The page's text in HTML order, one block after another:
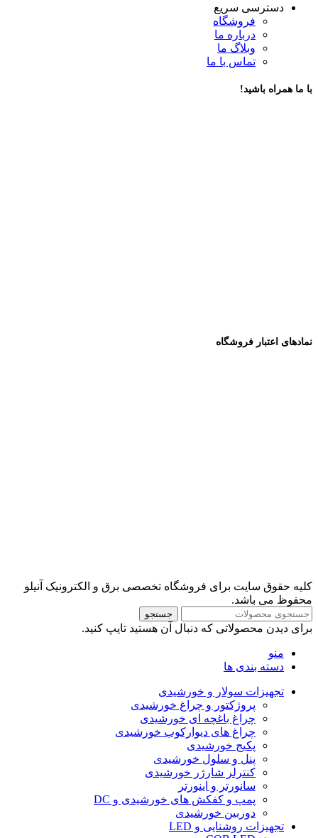
دسترسی سریع
فروشگاه
درباره ما
وبلاگ ما
تماس با ما
با ما همراه باشید!
نمادهای اعتبار فروشگاه
کلیه حقوق سایت برای فروشگاه تخصصی برق و الکترونیک آنیلو
محفوظ می باشد.
جستجو
برای دیدن محصولاتی که دنبال آن هستید تایپ کنید.
منو
دسته بندی ها
تجهیزات سولار و خورشیدی
پروژکتور و چراغ خورشیدی
چراغ باغچه ای خورشیدی
چراغ های دیوارکوب خورشیدی
پکیج خورشیدی
پنل و سلول خورشیدی
کنترلر شارژر خورشیدی
سانورتر و اینورتر
پمپ و کفکش های خورشیدی و DC
دوربین خورشیدی
تجهیزات روشنایی و LED